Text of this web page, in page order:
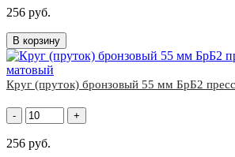
256 руб.
В корзину
Круг (пруток) бронзовый 55 мм БрБ2
- +
256 руб.